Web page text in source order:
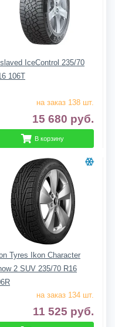
IceControl 235/70
106T
на заказ 138 шт.
15 680 руб.
В корзину
Tyres Ikon Character
2 SUV 235/70 R16
на заказ 134 шт.
11 525 руб.